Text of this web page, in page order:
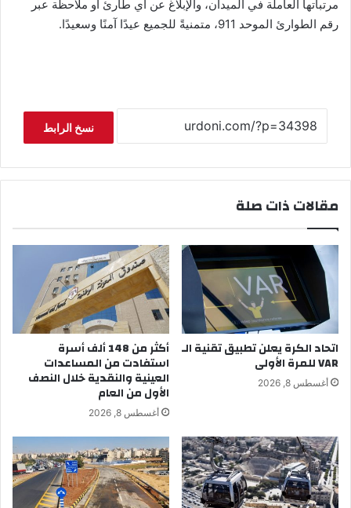
مرتباتها العاملة في الميدان، والإبلاغ عن أي طارئ أو ملاحظة عبر
رقم الطوارئ الموحد 911، متمنيةً للجميع عيدًا آمنًا وسعيدًا.
نسخ الرابط
مقالات ذات صلة
اتحاد الكرة يعلن تطبيق تقنية الـ
VAR للمرة الأولى
أغسطس 8, 2026
أكثر من 148 ألف أسرة
استفادت من المساعدات
العينية والنقدية خلال النصف
الأول من العام
أغسطس 8, 2026